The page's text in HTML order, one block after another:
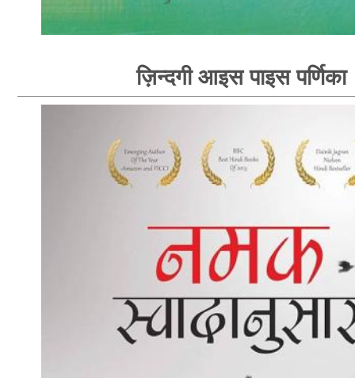
ज़िन्दगी आइस पाइस पर्णिका